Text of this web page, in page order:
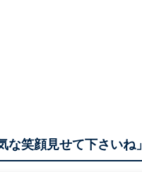
な笑顔見せて下さいね」